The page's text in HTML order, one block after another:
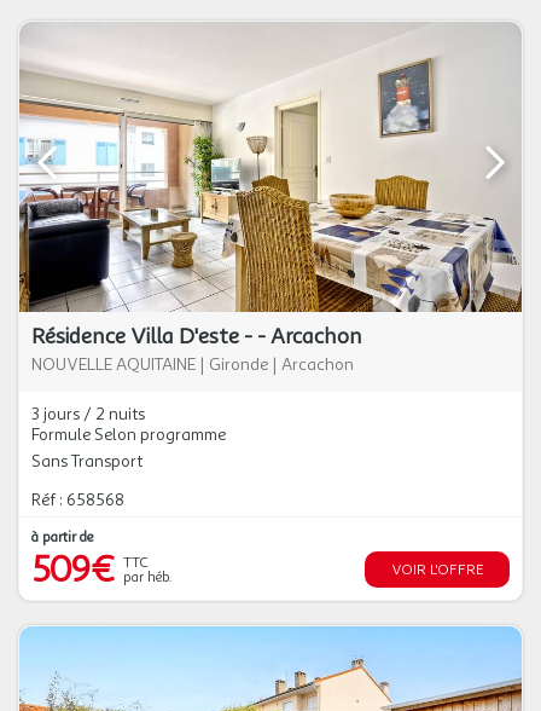
Résidence Villa D'este - - Arcachon
NOUVELLE AQUITAINE | Gironde | Arcachon
3 jours / 2 nuits
Formule Selon programme
Sans Transport
Réf : 658568
à partir de
509€ TTC
par héb.
VOIR L'OFFRE